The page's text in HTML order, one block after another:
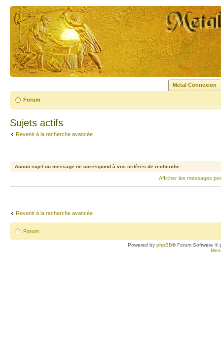
Metal Connexion
Forum
Sujets actifs
Revenir à la recherche avancée
Aucun sujet ou message ne correspond à vos critères de recherche.
Afficher les messages
Revenir à la recherche avancée
Forum
Powered byphpBB® Forum Software ©